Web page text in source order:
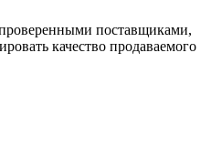
поставщиками,
качество продаваемого